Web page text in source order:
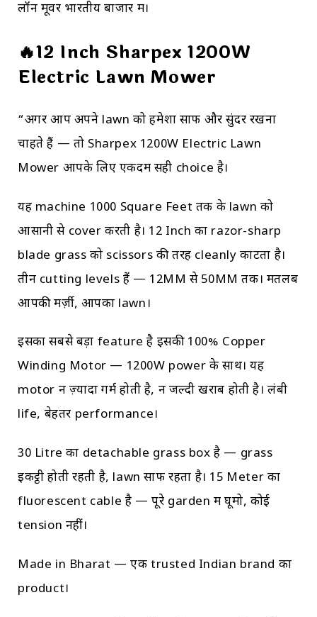
लॉन मूवर भारतीय बाजार में।
🔥12 Inch Sharpex 1200W
Electric Lawn Mower
“अगर आप अपने lawn को हमेशा साफ और सुंदर रखना
चाहते हैं — तो Sharpex 1200W Electric Lawn
Mower आपके लिए एकदम सही choice है।
यह machine 1000 Square Feet तक के lawn को
आसानी से cover करती है। 12 Inch का razor-sharp
blade grass को scissors की तरह cleanly काटता है।
तीन cutting levels हैं — 12MM से 50MM तक। मतलब
आपकी मर्ज़ी, आपका lawn।
इसका सबसे बड़ा feature है इसकी 100% Copper
Winding Motor — 1200W power के साथ। यह
motor न ज़्यादा गर्म होती है, न जल्दी खराब होती है। लंबी
life, बेहतर performance।
30 Litre का detachable grass box है — grass
इकट्ठी होती रहती है, lawn साफ रहता है। 15 Meter का
fluorescent cable है — पूरे garden में घूमो, कोई
tension नहीं।
Made in Bharat — एक trusted Indian brand का
product।